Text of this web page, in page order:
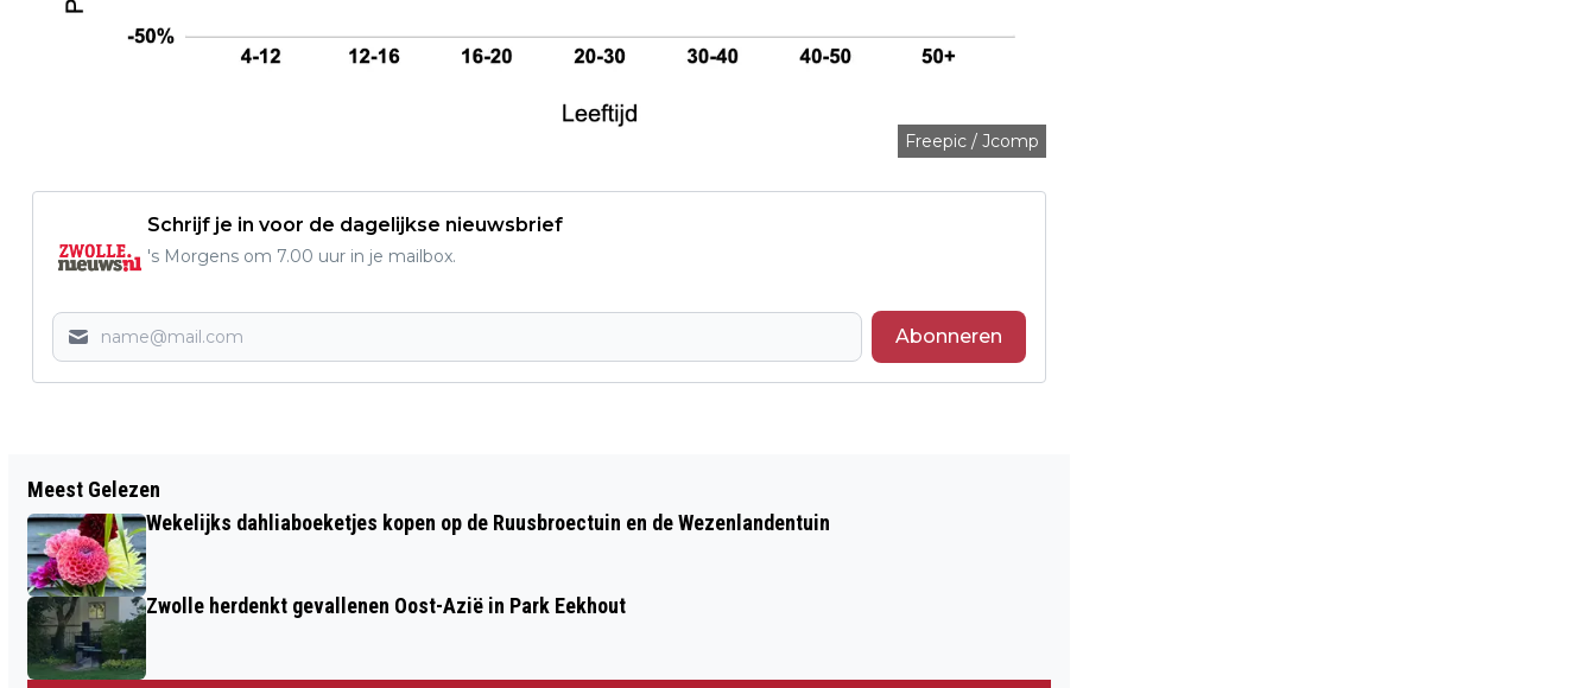
Freepic / Jcomp
Schrijf je in voor de dagelijkse nieuwsbrief
's Morgens om 7.00 uur in je mailbox.
Abonneren
DE PATRIJS KEERT WEER TERUG OP
LANDGOED SOESLO
CAFÉ BRUUT IN ZWOLLE
Meest Gelezen
Wekelijks dahliaboeketjes kopen op de Ruusbroectuin en de Wezenlandentuin
Zwolle herdenkt gevallenen Oost-Azië in Park Eekhout